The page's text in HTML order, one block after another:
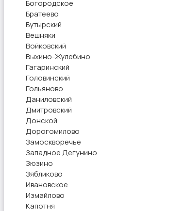
Богородское
Братеево
Бутырский
Вешняки
Войковский
Выхино-Жулебино
Гагаринский
Головинский
Гольяново
Даниловский
Дмитровский
Донской
Дорогомилово
Замоскворечье
Западное Дегунино
Зюзино
Зябликово
Ивановское
Измайлово
Капотня